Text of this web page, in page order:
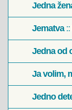
Jedna
Jematva::
Jedna od
Ja volim,
Jedno